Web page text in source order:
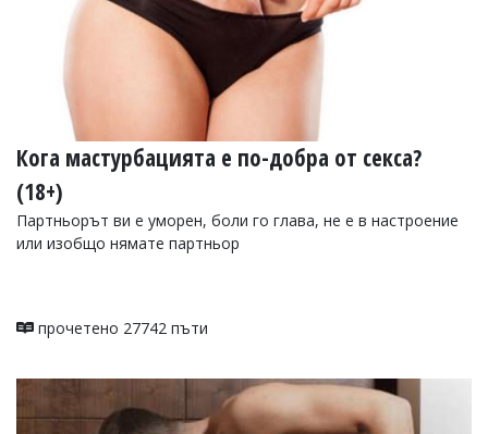
Кога мастурбацията е по-добра от секса?
(18+)
Партньорът ви е уморен, боли го глава, не е в настроение
или изобщо нямате партньор
прочетено 27742 пъти